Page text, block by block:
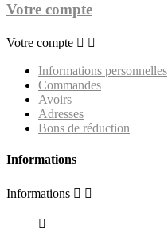
Votre compte
Votre compte  
Informations personnelles
Commandes
Avoirs
Adresses
Bons de réduction
Informations
Informations  
